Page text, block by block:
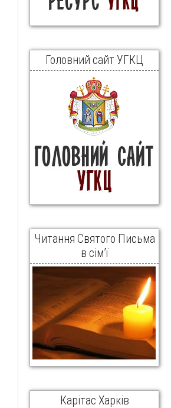
Головний сайт УГКЦ
Читання Святого Письма
в сім’ї
Карітас Харків